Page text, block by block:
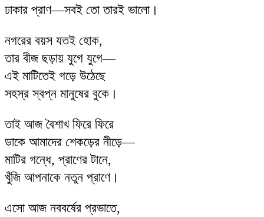
ঢাকার প্রাণ—সবই তো তারই ভালো।
নগরের বয়স যতই হোক,
তার বীজ ছড়ায় যুগে যুগে—
এই মাটিতেই গড়ে উঠেছে
সহস্র স্বপ্ন মানুষের বুকে।
তাই আজ বৈশাখ ফিরে ফিরে
ডাকে আমাদের শেকড়ের নীড়ে—
মাটির গন্ধে, প্রাণের টানে,
খুঁজি আপনাকে নতুন প্রাণে।
এসো আজ নববর্ষের প্রভাতে,